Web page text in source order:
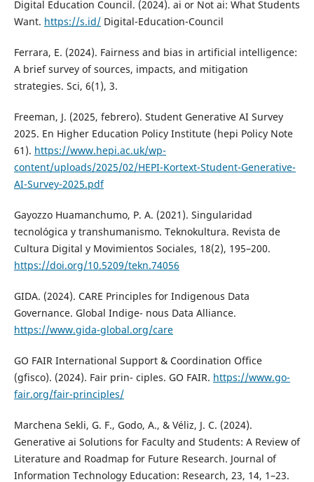
Digital Education Council. (2024). ai or Not ai: What Students
Want. https://s.id/Digital-Education-Council
Ferrara, E. (2024). Fairness and bias in artificial intelligence:
A brief survey of sources, impacts, and mitigation
strategies. Sci, 6(1), 3.
Freeman, J. (2025, febrero). Student Generative AI Survey
2025. En Higher Education Policy Institute (hepi Policy Note
61). https://www.hepi.ac.uk/wp-
content/uploads/2025/02/HEPI-Kortext-Student-Generative-
AI-Survey-2025.pdf
Gayozzo Huamanchumo, P. A. (2021). Singularidad
tecnológica y transhumanismo. Teknokultura. Revista de
Cultura Digital y Movimientos Sociales, 18(2), 195–200.
https://doi.org/10.5209/tekn.74056
GIDA. (2024). CARE Principles for Indigenous Data
Governance. Global Indige- nous Data Alliance.
https://www.gida-global.org/care
GO FAIR International Support & Coordination Office
(gfisco). (2024). Fair prin- ciples. GO FAIR. https://www.go-
fair.org/fair-principles/
Marchena Sekli, G. F., Godo, A., & Véliz, J. C. (2024).
Generative ai Solutions for Faculty and Students: A Review of
Literature and Roadmap for Future Research. Journal of
Information Technology Education: Research, 23, 14, 1–23.